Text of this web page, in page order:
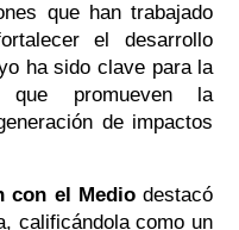
que han trabajado
el desarrollo
ha sido clave para la
que promueven la
de impactos
con el Mediodestacó
calificándola como un